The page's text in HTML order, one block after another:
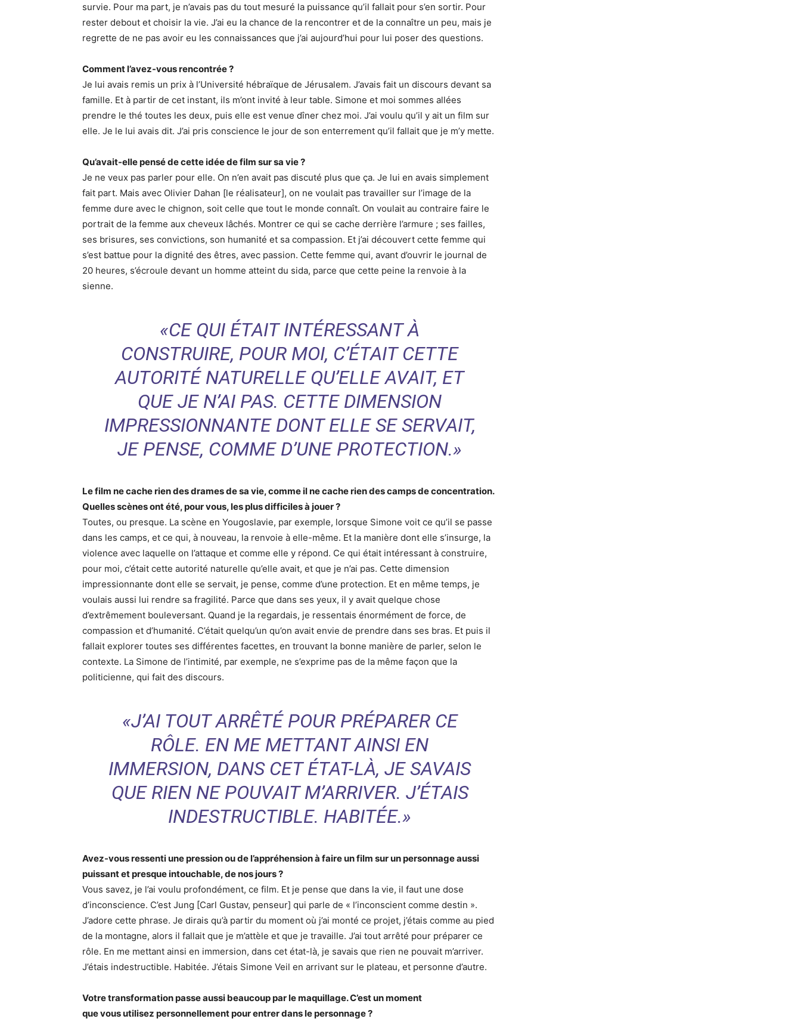
survie. Pour ma part, je n’avais pas du tout mesuré la puissance qu’il fallait pour s’en sortir. Pour
rester debout et choisir la vie. J’ai eu la chance de la rencontrer et de la connaître un peu, mais je
regrette de ne pas avoir eu les connaissances que j’ai aujourd’hui pour lui poser des questions.
Comment l’avez-vous rencontrée ?
Je lui avais remis un prix à l’Université hébraïque de Jérusalem. J’avais fait un discours devant sa
famille. Et à partir de cet instant, ils m’ont invité à leur table. Simone et moi sommes allées
prendre le thé toutes les deux, puis elle est venue dîner chez moi. J’ai voulu qu’il y ait un film sur
elle. Je le lui avais dit. J’ai pris conscience le jour de son enterrement qu’il fallait que je m’y mette.
Qu’avait-elle pensé de cette idée de film sur sa vie ?
Je ne veux pas parler pour elle. On n’en avait pas discuté plus que ça. Je lui en avais simplement
fait part. Mais avec Olivier Dahan [le réalisateur], on ne voulait pas travailler sur l’image de la
femme dure avec le chignon, soit celle que tout le monde connaît. On voulait au contraire faire le
portrait de la femme aux cheveux lâchés. Montrer ce qui se cache derrière l’armure ; ses failles,
ses brisures, ses convictions, son humanité et sa compassion. Et j’ai découvert cette femme qui
s’est battue pour la dignité des êtres, avec passion. Cette femme qui, avant d’ouvrir le journal de
20 heures, s’écroule devant un homme atteint du sida, parce que cette peine la renvoie à la
sienne.
«CE QUI ÉTAIT INTÉRESSANT À
CONSTRUIRE, POUR MOI, C’ÉTAIT CETTE
AUTORITÉ NATURELLE QU’ELLE AVAIT, ET
QUE JE N’AI PAS. CETTE DIMENSION
IMPRESSIONNANTE DONT ELLE SE SERVAIT,
JE PENSE, COMME D’UNE PROTECTION.»
Le film ne cache rien des drames de sa vie, comme il ne cache rien des camps de concentration.
Quelles scènes ont été, pour vous, les plus difficiles à jouer ?
Toutes, ou presque. La scène en Yougoslavie, par exemple, lorsque Simone voit ce qu’il se passe
dans les camps, et ce qui, à nouveau, la renvoie à elle-même. Et la manière dont elle s’insurge, la
violence avec laquelle on l’attaque et comme elle y répond. Ce qui était intéressant à construire,
pour moi, c’était cette autorité naturelle qu’elle avait, et que je n’ai pas. Cette dimension
impressionnante dont elle se servait, je pense, comme d’une protection. Et en même temps, je
voulais aussi lui rendre sa fragilité. Parce que dans ses yeux, il y avait quelque chose
d’extrêmement bouleversant. Quand je la regardais, je ressentais énormément de force, de
compassion et d’humanité. C’était quelqu’un qu’on avait envie de prendre dans ses bras. Et puis il
fallait explorer toutes ses différentes facettes, en trouvant la bonne manière de parler, selon le
contexte. La Simone de l’intimité, par exemple, ne s’exprime pas de la même façon que la
politicienne, qui fait des discours.
«J’AI TOUT ARRÊTÉ POUR PRÉPARER CE
RÔLE. EN ME METTANT AINSI EN
IMMERSION, DANS CET ÉTAT-LÀ, JE SAVAIS
QUE RIEN NE POUVAIT M’ARRIVER. J’ÉTAIS
INDESTRUCTIBLE. HABITÉE.»
Avez-vous ressenti une pression ou de l’appréhension à faire un film sur un personnage aussi
puissant et presque intouchable, de nos jours ?
Vous savez, je l’ai voulu profondément, ce film. Et je pense que dans la vie, il faut une dose
d’inconscience. C’est Jung [Carl Gustav, penseur] qui parle de « l’inconscient comme destin ».
J’adore cette phrase. Je dirais qu’à partir du moment où j’ai monté ce projet, j’étais comme au pied
de la montagne, alors il fallait que je m’attèle et que je travaille. J’ai tout arrêté pour préparer ce
rôle. En me mettant ainsi en immersion, dans cet état-là, je savais que rien ne pouvait m’arriver.
J’étais indestructible. Habitée. J’étais Simone Veil en arrivant sur le plateau, et personne d’autre.
Votre transformation passe aussi beaucoup par le maquillage. C’est un moment
que vous utilisez personnellement pour entrer dans le personnage ?